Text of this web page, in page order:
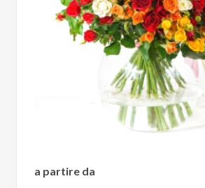
a partire da